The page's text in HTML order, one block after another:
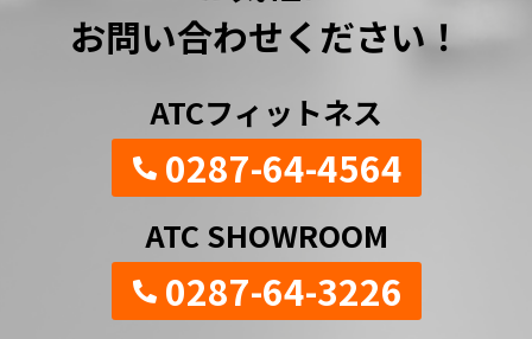
お問い合わせください！
ATCフィットネス
0287-64-4564
ATC SHOWROOM
0287-64-3226